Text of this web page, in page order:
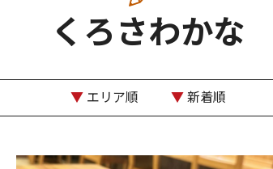
くろさわかな
▼ エリア順 ▼ 新着順